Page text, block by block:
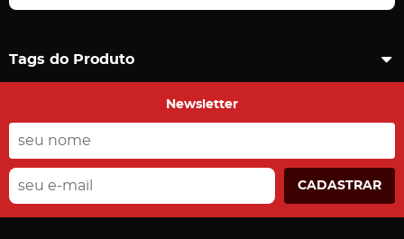
Tags do Produto
Newsletter
CADASTRAR